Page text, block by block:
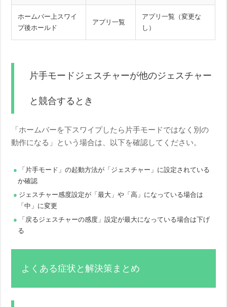
ホームバー上スワイ
プ後ホールド
アプリ一覧
アプリ一覧（変更な
し）
片手モードジェスチャーが他のジェスチャー
と競合するとき
「ホームバーを下スワイプしたら片手モードではなく別の
動作になる」という場合は、以下を確認してください。
「片手モード」の起動方法が「ジェスチャー」に設定されている
か確認
ジェスチャー感度設定が「最大」や「高」になっている場合は
「中」に変更
「戻るジェスチャーの感度」設定が最大になっている場合は下げ
る
よくある症状と解決策まとめ